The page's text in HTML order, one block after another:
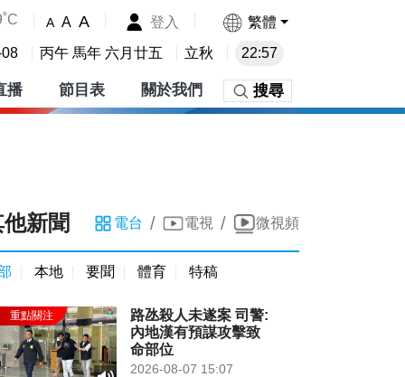
A A A 登入 繁體
丙午 馬年 六月廿五 立秋 22:57
播 節目表 關於我們 搜尋
新聞 電台 / 電視 / 微視頻
本地 要聞 體育 特稿
路氹殺人未遂案 司警:
內地漢有預謀攻擊致
命部位
2026-08-07 15:07